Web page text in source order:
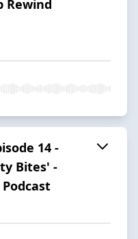
Rewind
14 -
Bites' -